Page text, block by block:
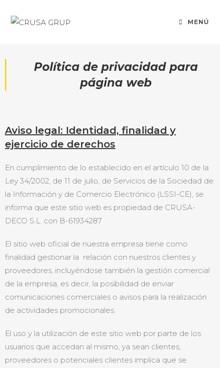
MENÚ
Política de privacidad para
página web
Aviso legal: Identidad, finalidad y
ejercicio de derechos
En cumplimiento de lo establecido en el artículo 10 de la
Ley 34/2002, de 11 de julio, de Servicios de la Sociedad de
la Información y de Comercio Electrónico (LSSI-CE), se
informa que este sitio web es propiedad de CRUSA-
DECO S.L. con B-61934287
El sitio web oficial de nuestra empresa tiene como
finalidad gestionar la relación con nuestros clientes y
proveedores, incluyéndose también la gestión comercial
de la empresa, es decir, la posibilidad de enviar
comunicaciones comerciales o avisos para la realización
de actividades promocionales.
El uso y la utilización de este sitio web por parte de los
usuarios que accedan al mismo, ya sean clientes,
proveedores o potenciales clientes implica que se